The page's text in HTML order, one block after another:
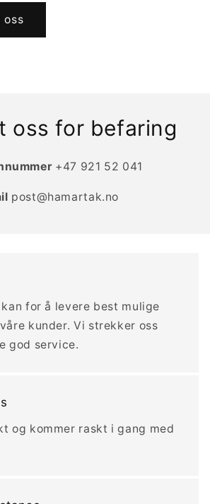
oss
oss for befaring
+47 921 52 041
post@hamartak.no
for å levere best mulige
kunder. Vi strekker oss
god service.
og kommer raskt i gang med